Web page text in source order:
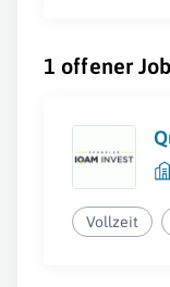
1 offener Job
Vollzeit